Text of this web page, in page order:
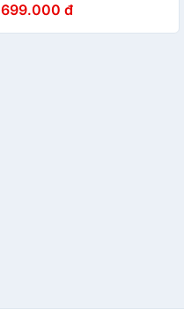
30ml & DottorPrimo Scargel
Plus 20ml
699.000 đ